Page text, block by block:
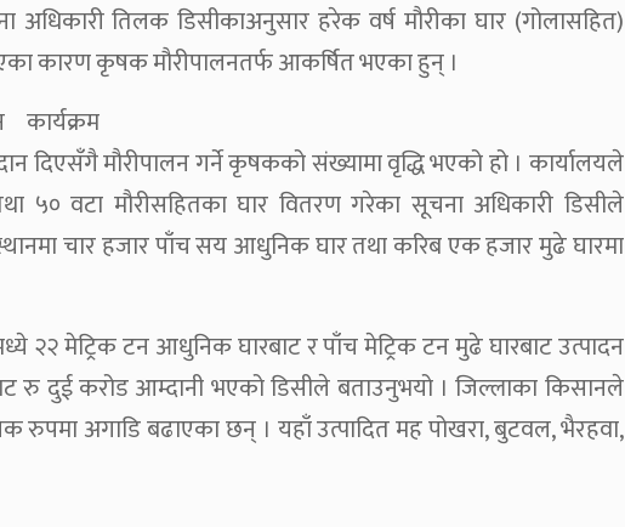
अधिकारी तिलक डिसीकाअनुसार हरेक वर्ष मौरीका घार (गोलासहित)
कारण कृषक मौरीपालनतर्फ आकर्षित भएका हुन् ।
दिएसँगै मौरीपालन गर्ने कृषकको संख्यामा वृद्धि भएको हो । कार्यालयले
वटा मौरीसहितका घार वितरण गरेका सूचना अधिकारी डिसीले
चार हजार पाँच सय आधुनिक घार तथा करिब एक हजार मुढे घारमा
२२ मेट्रिक टन आधुनिक घारबाट र पाँच मेट्रिक टन मुढे घारबाट उत्पादन
रु दुई करोड आम्दानी भएको डिसीले बताउनुभयो । जिल्लाका किसानले
रुपमा अगाडि बढाएका छन् । यहाँ उत्पादित मह पोखरा, बुटवल, भैरहवा,